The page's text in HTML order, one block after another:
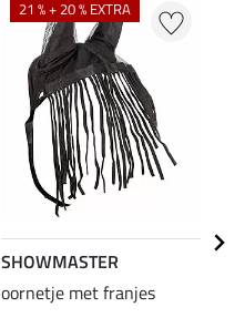
21 % + 20 % EXTRA
SHOWMASTER
oornetje met franjes